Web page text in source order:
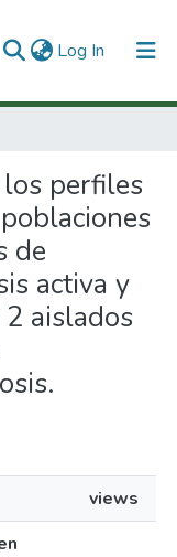
Log In (current)
perfiles
de
activa y
aislados
views